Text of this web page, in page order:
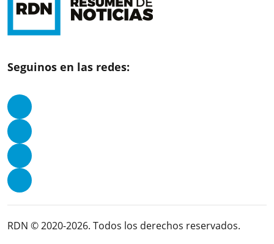
Seguinos en las redes:
RDN © 2020-2026. Todos los derechos reservados.